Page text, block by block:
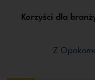
Korzyści dla
Z